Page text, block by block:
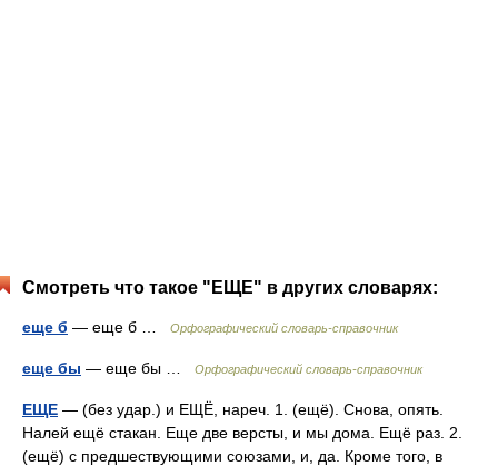
Смотреть что такое "ЕЩЕ" в других словарях:
еще б — еще б … Орфографический словарь-справочник
еще бы — еще бы … Орфографический словарь-справочник
ЕЩЕ — (без удар.) и ЕЩЁ, нареч. 1. (ещё). Снова, опять.
Налей ещё стакан. Еще две версты, и мы дома. Ещё раз. 2.
(ещё) с предшествующими союзами, и, да. Кроме того, в